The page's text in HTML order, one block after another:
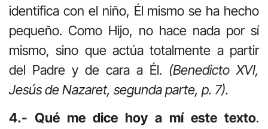
identifica con el niño, Él mismo se ha hecho
pequeño. Como Hijo, no hace nada por sí
mismo, sino que actúa totalmente a partir
del Padre y de cara a Él. (Benedicto XVI,
Jesús de Nazaret, segunda parte, p. 7).
4.- Qué me dice hoy a mí este texto.